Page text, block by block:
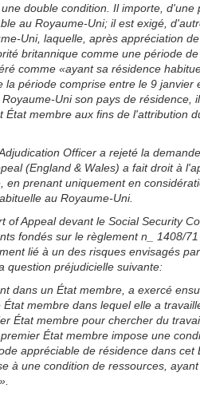
double condition. Il importe, d'une
au Royaume-Uni; il est exigé,
Uni, laquelle, après appréciation
britannique comme une période
comme «ayant sa résidence
période comprise entre le 9 janvier
Uni son pays de résidence,
membre aux fins de l'attribution
Officer a rejeté la
(England & Wales) a fait droit à
prenant uniquement en
au Royaume-Uni.
Appeal devant le Social Security
fondés sur le règlement n_ 1408/
lié à un des risques envisagés
question préjudicielle suivante:
dans un État membre, a exercé
membre dans lequel elle a
État membre pour chercher du
État membre impose une
appréciable de résidence dans cet
à une condition de ressources, ayant